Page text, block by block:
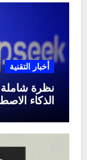
أخبار التقنية
نظرة شاملة
الذكاء